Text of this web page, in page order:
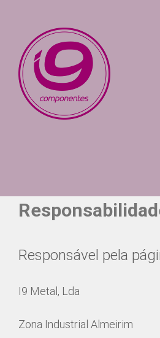
content
FORNECEDORES
Responsável pela
I9 Metal, Lda
Zona Industrial Almeirim